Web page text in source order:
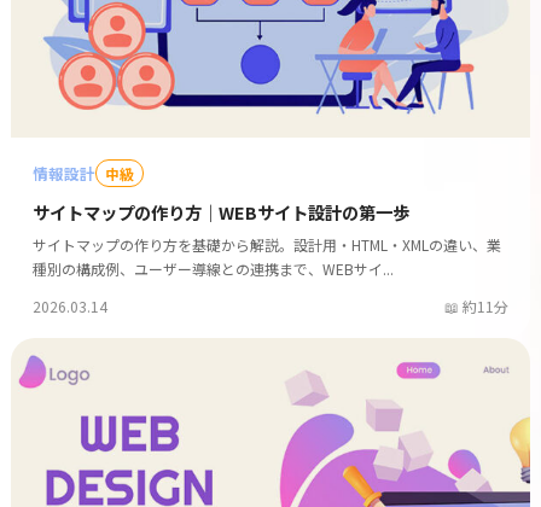
情報設計 中級
サイトマップの作り方｜WEBサイト設計の第一歩
サイトマップの作り方を基礎から解説。設計用・HTML・XMLの違い、業
種別の構成例、ユーザー導線との連携まで、WEBサイ...
2026.03.14
約11分